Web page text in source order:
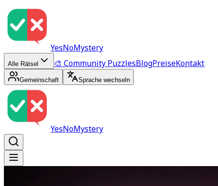
YesNoMystery
Alle Rätsel 🎨 Community PuzzlesBlogPreiseKontakt
Gemeinschaft Sprache wechseln
YesNoMystery